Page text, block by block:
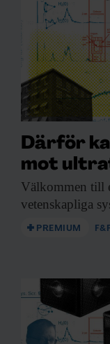
Därför
mot
Välkommen till
vetenskapliga
PREMIUM